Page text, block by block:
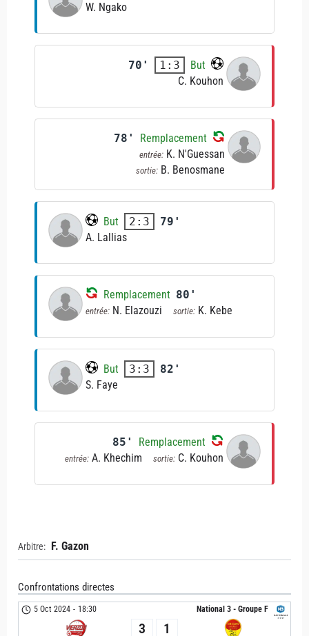
W. Ngako
70' 1:3
But
C. Kouhon
78' Remplacement
entrée: K. N'Guessan
sortie: B. Benosmane
But 2:3
79'
A. Lallias
Remplacement 80'
entrée: N. Elazouzi sortie: K. Kebe
But 3:3
82'
S. Faye
85' Remplacement
entrée: A. Khechim sortie: C. Kouhon
Arbitre: F. Gazon
Confrontations directes
National 3 - Groupe F
5 Oct 2024 - 18:30
3 1